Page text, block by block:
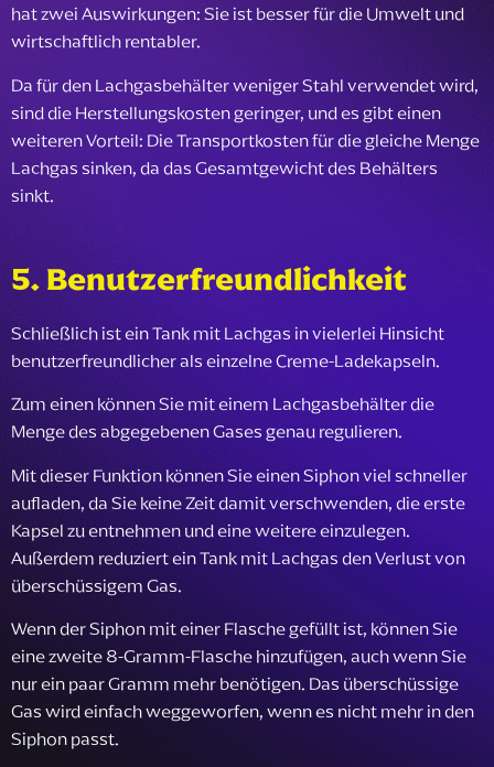
hat zwei Auswirkungen: Sie ist besser für die Umwelt und
wirtschaftlich rentabler.
Da für den Lachgasbehälter weniger Stahl verwendet wird,
sind die Herstellungskosten geringer, und es gibt einen
weiteren Vorteil: Die Transportkosten für die gleiche Menge
Lachgas sinken, da das Gesamtgewicht des Behälters
sinkt.
5. Benutzerfreundlichkeit
Schließlich ist ein Tank mit Lachgas in vielerlei Hinsicht
benutzerfreundlicher als einzelne Creme-Ladekapseln.
Zum einen können Sie mit einem Lachgasbehälter die
Menge des abgegebenen Gases genau regulieren.
Mit dieser Funktion können Sie einen Siphon viel schneller
aufladen, da Sie keine Zeit damit verschwenden, die erste
Kapsel zu entnehmen und eine weitere einzulegen.
Außerdem reduziert ein Tank mit Lachgas den Verlust von
überschüssigem Gas.
Wenn der Siphon mit einer Flasche gefüllt ist, können Sie
eine zweite 8-Gramm-Flasche hinzufügen, auch wenn Sie
nur ein paar Gramm mehr benötigen. Das überschüssige
Gas wird einfach weggeworfen, wenn es nicht mehr in den
Siphon passt.